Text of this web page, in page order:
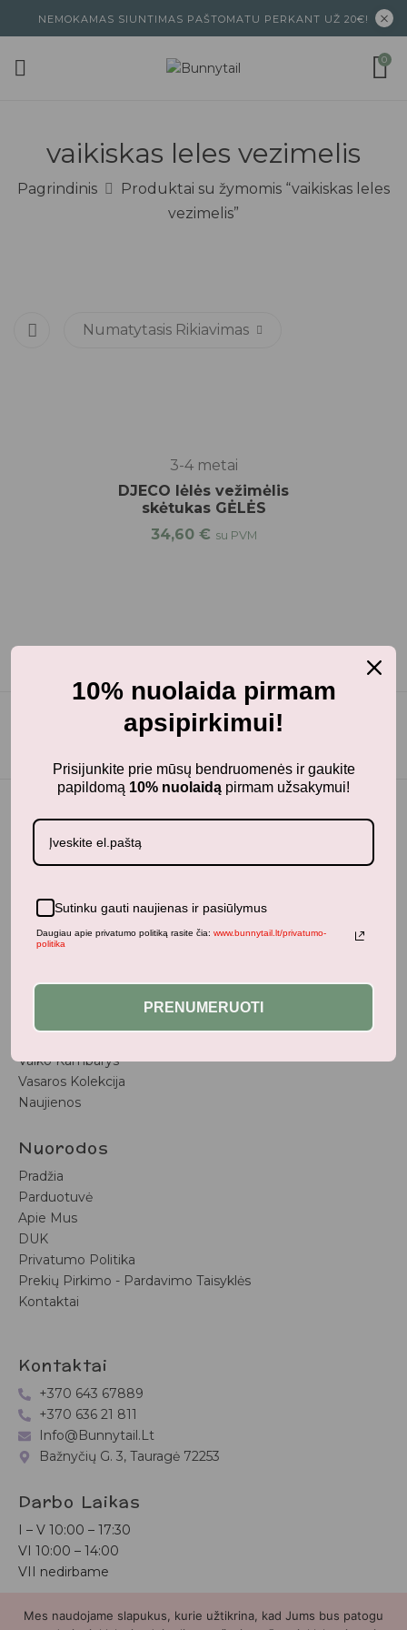
NEMOKAMAS SIUNTIMAS PAŠTOMATU PERKANT UŽ 20€!
0
vaikiskas leles vezimelis
Pagrindinis
Produktai su žymomis “vaikiskas leles
vezimelis”
Numatytasis Rikiavimas
3-4 metai
DJECO lėlės vežimėlis
skėtukas GĖLĖS
34,60 € su PVM
BunnyTail– vaikiškų prekių krautuvėlė, kurioje rasite
Parduotuvė
Vaiko Kambarys
Vasaros Kolekcija
Naujienos
Nuorodos
Pradžia
Parduotuvė
Apie Mus
DUK
Privatumo Politika
Prekių Pirkimo - Pardavimo Taisyklės
Kontaktai
Kontaktai
+370 643 67889
+370 636 21 811
Info@bunnytail.lt
Bažnyčių G. 3, Tauragė 72253
Darbo Laikas
I – V 10:00 – 17:30
VI 10:00 – 14:00
VII nedirbame
10% nuolaida pirmam
apsipirkimui!
Prisijunkite prie mūsų bendruomenės ir gaukite
papildomą 10% nuolaidą pirmam užsakymui!
Sutinku gauti naujienas ir pasiūlymus
Daugiau apie privatumo politiką rasite čia: www.bunnytail.lt/privatumo-
politika
PRENUMERUOTI
Mes naudojame slapukus, kurie užtikrina, kad Jums bus patogu